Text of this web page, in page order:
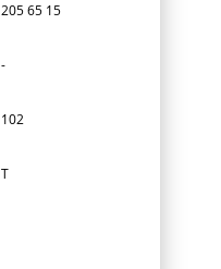
205 65 15
-
102
T